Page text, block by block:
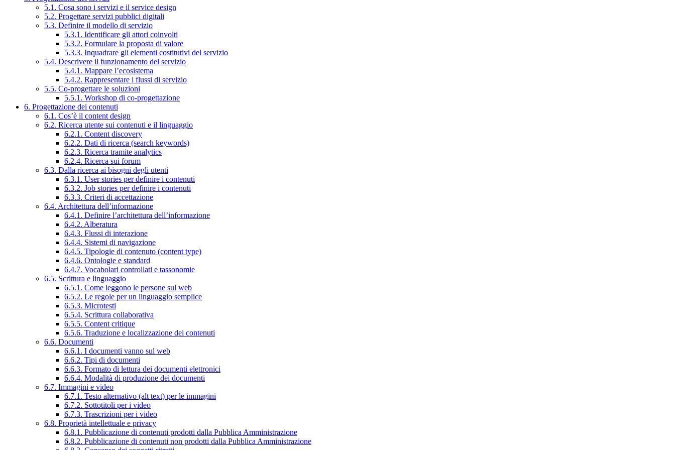
5.1. Cosa sono i servizi e il service design
5.2. Progettare servizi pubblici digitali
5.3. Definire il modello di servizio
5.3.1. Identificare gli attori coinvolti
5.3.2. Formulare la proposta di valore
5.3.3. Inquadrare gli elementi costitutivi del servizio
5.4. Descrivere il funzionamento del servizio
5.4.1. Mappare l’ecosistema
5.4.2. Rappresentare i flussi di servizio
5.5. Co-progettare le soluzioni
5.5.1. Workshop di co-progettazione
6. Progettazione dei contenuti
6.1. Cos’è il content design
6.2. Ricerca utente sui contenuti e il linguaggio
6.2.1. Content discovery
6.2.2. Dati di ricerca (search keywords)
6.2.3. Ricerca tramite analytics
6.2.4. Ricerca sui forum
6.3. Dalla ricerca ai bisogni degli utenti
6.3.1. User stories per definire i contenuti
6.3.2. Job stories per definire i contenuti
6.3.3. Criteri di accettazione
6.4. Architettura dell’informazione
6.4.1. Definire l’architettura dell’informazione
6.4.2. Alberatura
6.4.3. Flussi di interazione
6.4.4. Sistemi di navigazione
6.4.5. Tipologie di contenuto (content type)
6.4.6. Ontologie e standard
6.4.7. Vocabolari controllati e tassonomie
6.5. Scrittura e linguaggio
6.5.1. Come leggono le persone sul web
6.5.2. Le regole per un linguaggio semplice
6.5.3. Microtesti
6.5.4. Scrittura collaborativa
6.5.5. Content critique
6.5.6. Traduzione e localizzazione dei contenuti
6.6. Documenti
6.6.1. I documenti vanno sul web
6.6.2. Tipi di documenti
6.6.3. Formato di lettura dei documenti elettronici
6.6.4. Modalità di produzione dei documenti
6.7. Immagini e video
6.7.1. Testo alternativo (alt text) per le immagini
6.7.2. Sottotitoli per i video
6.7.3. Trascrizioni per i video
6.8. Proprietà intellettuale e privacy
6.8.1. Pubblicazione di contenuti prodotti dalla Pubblica Amministrazione
6.8.2. Pubblicazione di contenuti non prodotti dalla Pubblica Amministrazione